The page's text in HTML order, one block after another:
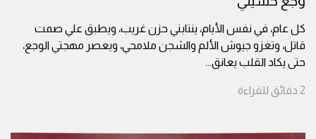
كل عام، في نفس الأيام، ينتابني حزن غريب، ويطبق علي صمت
قاتل، وتغزو جيوش الألم والشجن ملامحي، ويعصر مهجتي الوجع،
حتى يكاد القلب يعانق...
2 دقائق للقراءة